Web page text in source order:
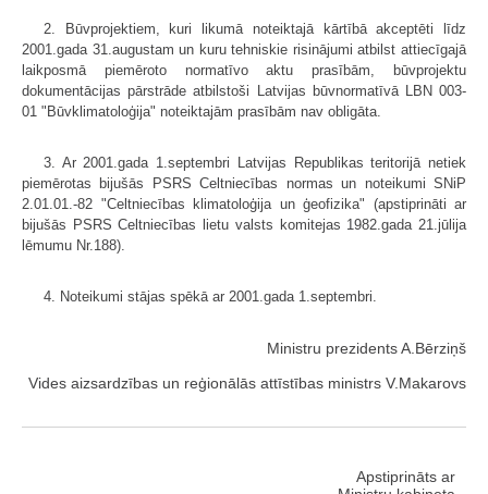
2. Būvprojektiem, kuri likumā noteiktajā kārtībā akceptēti līdz
2001.gada 31.augustam un kuru tehniskie risinājumi atbilst attiecīgajā
laikposmā piemēroto normatīvo aktu prasībām, būvprojektu
dokumentācijas pārstrāde atbilstoši Latvijas būvnormatīvā LBN 003-
01 "Būvklimatoloģija" noteiktajām prasībām nav obligāta.
3. Ar 2001.gada 1.septembri Latvijas Republikas teritorijā netiek
piemērotas bijušās PSRS Celtniecības normas un noteikumi SNiP
2.01.01.-82 "Celtniecības klimatoloģija un ģeofizika" (apstiprināti ar
bijušās PSRS Celtniecības lietu valsts komitejas 1982.gada 21.jūlija
lēmumu Nr.188).
4. Noteikumi stājas spēkā ar 2001.gada 1.septembri.
Ministru prezidents A.Bērziņš
Vides aizsardzības un reģionālās attīstības ministrs V.Makarovs
Apstiprināts ar